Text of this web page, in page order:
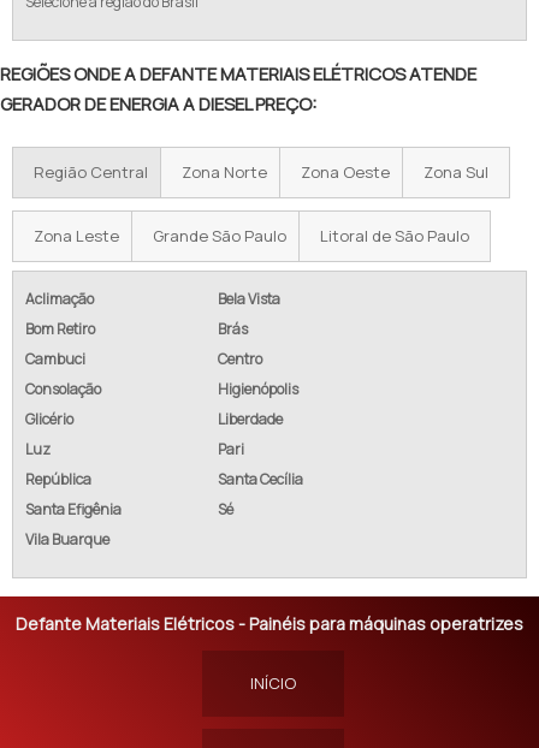
REGIÕES ONDE A DEFANTE MATERIAIS ELÉTRICOS ATENDE
GERADOR DE ENERGIA A DIESEL PREÇO:
Região Central Zona Norte Zona Oeste Zona Sul
Zona Leste Grande São Paulo Litoral de São Paulo
Aclimação
Bela Vista
Bom Retiro
Brás
Cambuci
Centro
Consolação
Higienópolis
Glicério
Liberdade
Luz
Pari
República
Santa Cecília
Santa Efigênia
Sé
Vila Buarque
Defante Materiais Elétricos - Painéis para máquinas operatrizes
INÍCIO